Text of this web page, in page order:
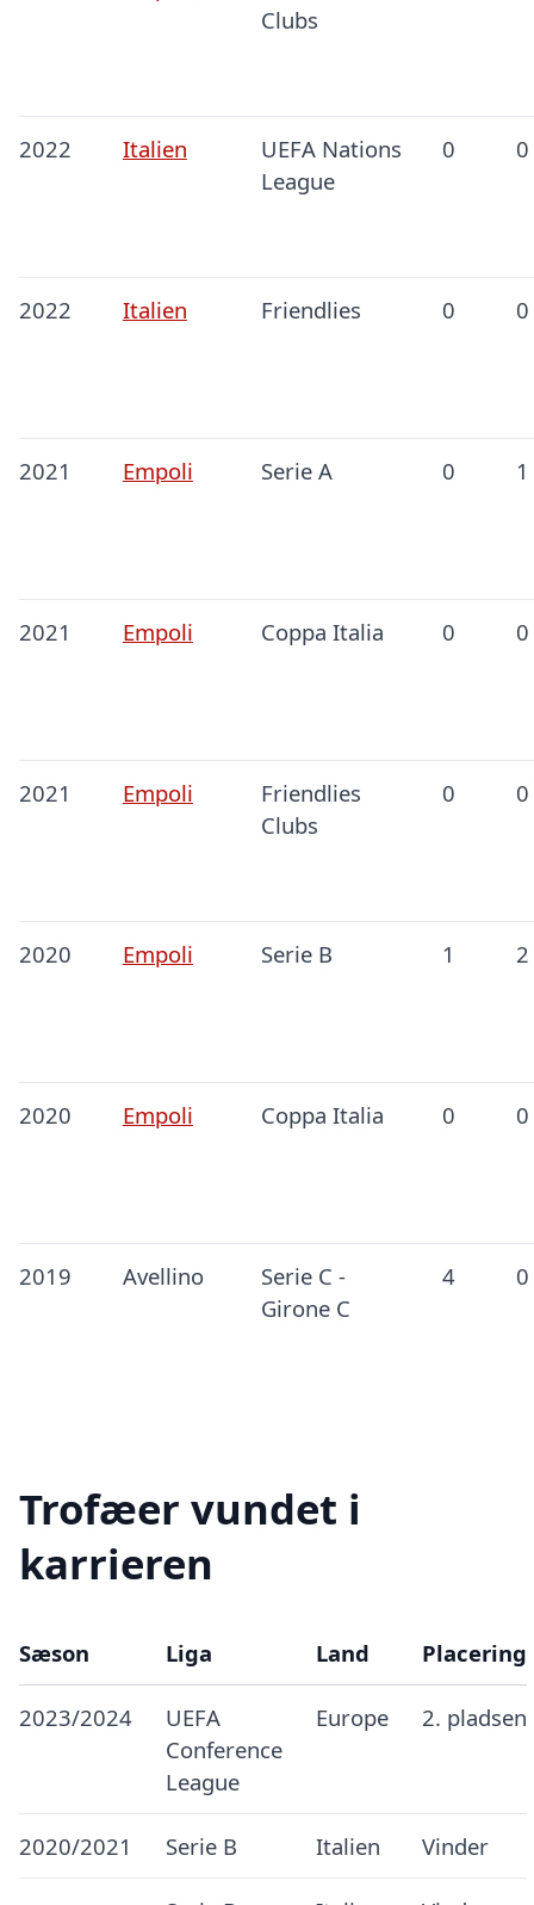
Clubs
2022 Italien
UEFA Nations
League
0 0
2022 Italien Friendlies 0 0
2021 Empoli Serie A 0 1
2021 Empoli Coppa Italia 0 0
2021 Empoli
Friendlies
Clubs
0 0
2020 Empoli Serie B 1 2
2020 Empoli Coppa Italia 0 0
2019 Avellino
Serie C -
Girone C
4 0
Trofæer vundet i
karrieren
Sæson Liga Land Placering
2023/2024
UEFA
Conference
League
Europe 2. pladsen
2020/2021 Serie B Italien Vinder